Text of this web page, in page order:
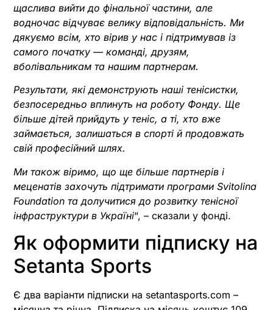
щаслива вийти до фінальної частини, але
водночас відчуває велику відповідальність. Ми
дякуємо всім, хто вірив у нас і підтримував із
самого початку — команді, друзям,
вболівальникам та нашим партнерам.
Результати, які демонструють наші тенісистки,
безпосередньо вплинуть на роботу Фонду. Ще
більше дітей прийдуть у теніс, а ті, хто вже
займається, залишаться в спорті й продовжать
свій професійний шлях.
Ми також віримо, що ще більше партнерів і
меценатів захочуть підтримати програми Svitolina
Foundation та долучитися до розвитку тенісної
інфраструктури в Україні“, – сказали у фонді.
Як оформити підписку на
Setanta Sports
Є два варіанти підписки на setantasports.com –